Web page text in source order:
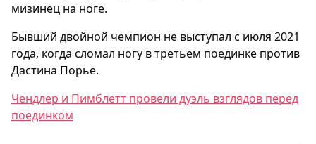
мизинец на ноге.
Бывший двойной чемпион не выступал с июля 2021
года, когда сломал ногу в третьем поединке против
Дастина Порье.
Чендлер и Пимблетт провели дуэль взглядов перед
поединком